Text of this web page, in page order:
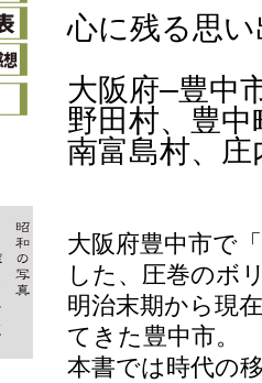
心に残る思
大阪府―豊中
野田村、豊
南富島村、
大阪府豊中市で
した、圧巻のボ
明治末期から現
てきた豊中市。
本書では時代の